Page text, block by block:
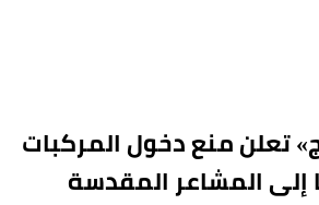
تعلن منع دخول المركبات
إلى المشاعر المقدسة